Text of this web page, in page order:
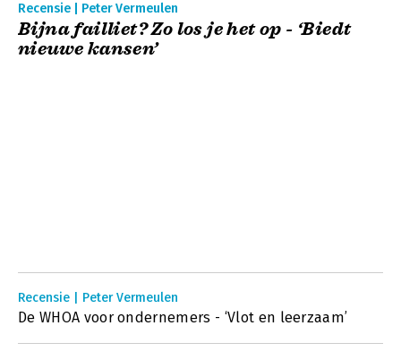
Recensie | Peter Vermeulen
Bijna failliet? Zo los je het op - ‘Biedt
nieuwe kansen’
Recensie | Peter Vermeulen
De WHOA voor ondernemers - ‘Vlot en leerzaam’